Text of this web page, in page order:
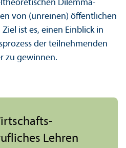
Dilemma-
von (unreinen) öffentlichen
ist es, einen Einblick in
der teilnehmenden
zu gewinnen.
Lehren